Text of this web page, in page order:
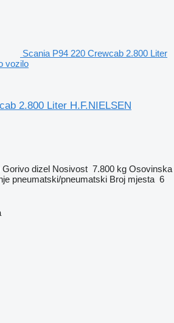
Scania P94 220 Crewcab 2.800 Liter
vozilo
2.800 Liter H.F.NIELSEN
Gorivo dizel Nosivost 7.800 kg Osovinska
pneumatski/pneumatski Broj mjesta 6